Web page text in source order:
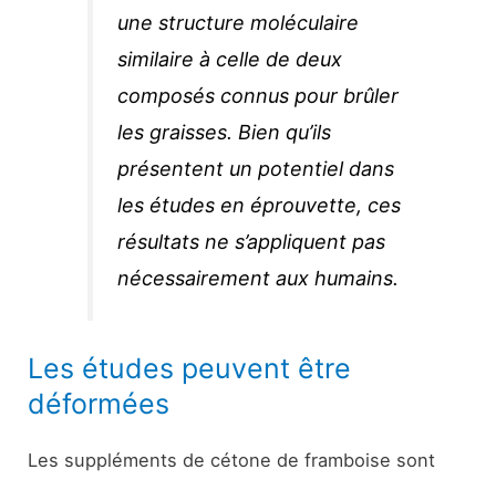
une structure moléculaire
similaire à celle de deux
composés connus pour brûler
les graisses. Bien qu’ils
présentent un potentiel dans
les études en éprouvette, ces
résultats ne s’appliquent pas
nécessairement aux humains.
Les études peuvent être
déformées
Les suppléments de cétone de framboise sont